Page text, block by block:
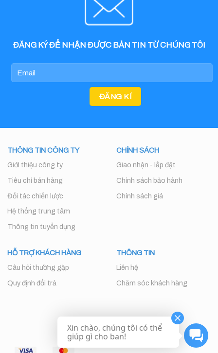
ĐĂNG KÝ ĐỂ NHẬN ĐƯỢC BẢN TIN TỪ CHÚNG TÔI
THÔNG TIN CÔNG TY
Giới thiệu công ty
Tiêu chí bán hàng
Đối tác chiến lược
Hệ thống trung tâm
Thông tin tuyển dụng
CHÍNH SÁCH
Giao nhận - lắp đặt
Chính sách bảo hành
Chính sách giá
HỖ TRỢ KHÁCH HÀNG
Câu hỏi thường gặp
Quy định đổi trả
THÔNG TIN
Liên hệ
Chăm sóc khách hàng
Xin chào, chúng tôi có thể
giúp gì cho ban!